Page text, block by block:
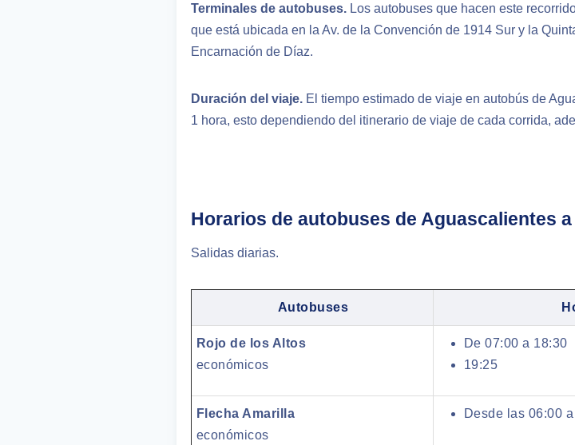
Terminales de autobuses. Los autobuses que hacen este
que está ubicada en la Av. de la Convención de 1914 Sur y la
Encarnación de Díaz.
Duración del viaje. El tiempo estimado de viaje en autobús de
1 hora, esto dependiendo del itinerario de viaje de cada corrida,
Horarios de autobuses de Aguascalientes
Salidas diarias.
Autobuses
Rojo de los Altos
económicos
De 07:00 a 18:30
19:25
Flecha Amarilla
económicos
Desde las 06:00